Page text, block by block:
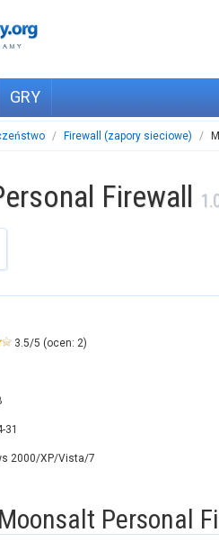
GRY
/ Firewall (zapory sieciowe) /
Firewall
3.5/5 (ocen: 2)
31
2000/XP/Vista/7
Personal